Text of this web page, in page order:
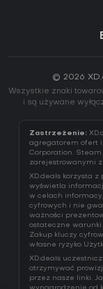
© 2026
Wszystkie znaki
i są używane
Zastrzeżenie:
agregatorem ofert
Corporation.
zarejestrowanymi
XD.deals korzysta
wyświetla
w celach
cyfrowych i nie
ważności
ostateczne
Zakup kluczy
własne ryzyko
XD.deals
otrzymywać
przez nasze linki.